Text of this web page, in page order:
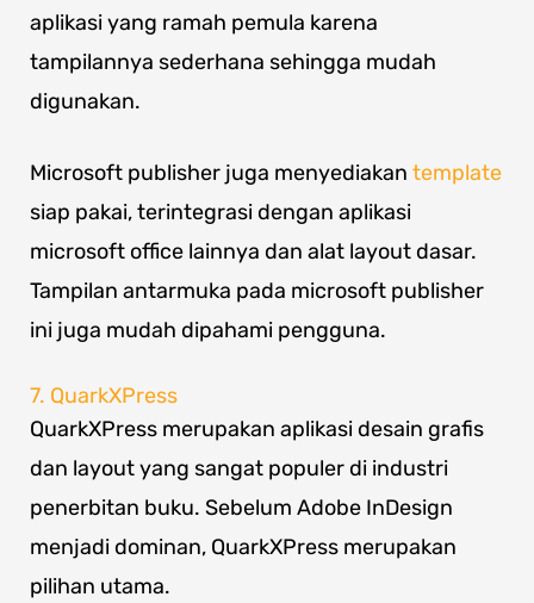
aplikasi yang ramah pemula karena
tampilannya sederhana sehingga mudah
digunakan.
Microsoft publisher juga menyediakan template
siap pakai, terintegrasi dengan aplikasi
microsoft office lainnya dan alat layout dasar.
Tampilan antarmuka pada microsoft publisher
ini juga mudah dipahami pengguna.
7. QuarkXPress
QuarkXPress merupakan aplikasi desain grafis
dan layout yang sangat populer di industri
penerbitan buku. Sebelum Adobe InDesign
menjadi dominan, QuarkXPress merupakan
pilihan utama.